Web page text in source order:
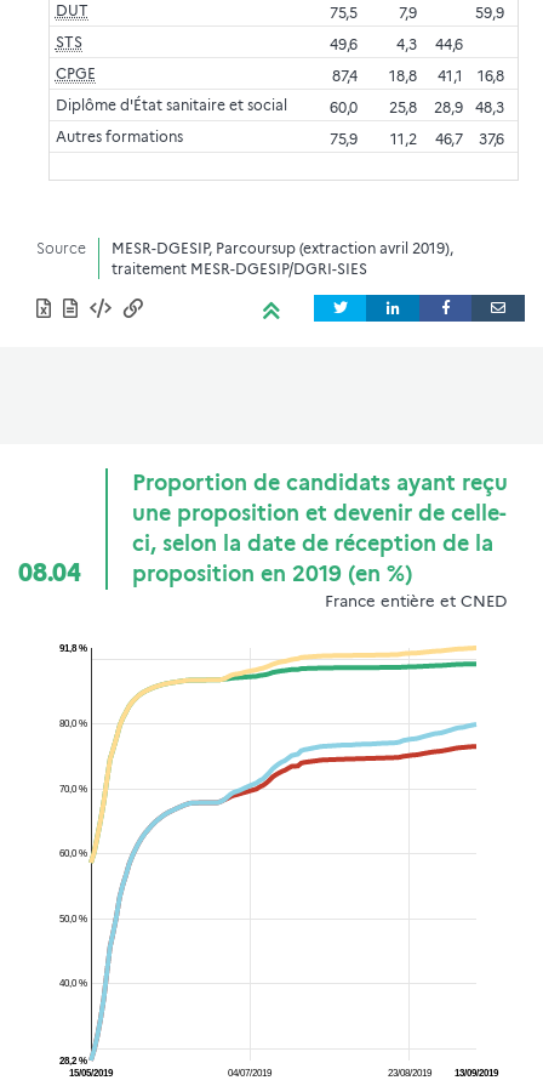
DUT
75,5 7,9 59,9
STS
49,6 4,3 44,6
CPGE
87,4 18,8 41,1
16,8
Diplôme d'État sanitaire et social
60,0 25,8 28,9 48,3
Autres formations
75,9 11,2 46,7 37,6
Source
MESR-DGESIP, Parcoursup (extraction avril 2019),
traitement MESR-DGESIP/DGRI-SIES
08.04
Proportion de candidats ayant reçu
une proposition et devenir de celle-
ci, selon la date de réception de la
proposition en 2019 (en %)
France entière et CNED
04/07/2019 23/08/2019
15/05/2019 13/09/2019
40,0 %
50,0 %
60,0 %
70,0 %
80,0 %
28,2 %
91,8 %